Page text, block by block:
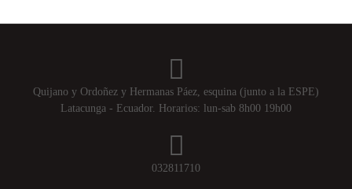
Quijano y Ordoñez y Hermanas Páez, esquina (junto a la ESPE)
Latacunga - Ecuador. Horarios: lun-sab 8h00 19h00
032811710